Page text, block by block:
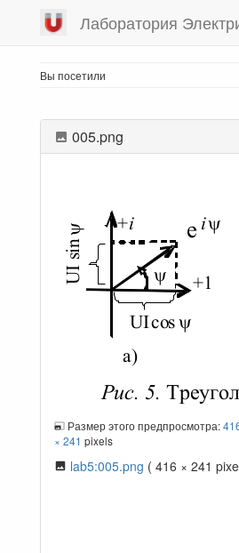
Лаборатория
Вы посетили
005.png
Размер этого предпросмотра:
× 241 pixels
lab5:005.png ( 416 × 241